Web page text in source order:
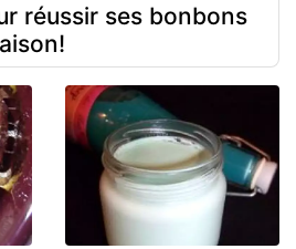
réussir ses bonbons